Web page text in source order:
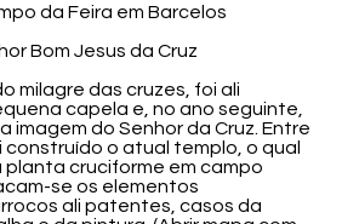
da Feira em Barcelos
Bom Jesus da Cruz
milagre das cruzes, foi ali
capela e, no ano seguinte,
imagem do Senhor da Cruz. Entre
construído o atual templo, o qual
cruciforme em campo
se os elementos
ali patentes, casos da